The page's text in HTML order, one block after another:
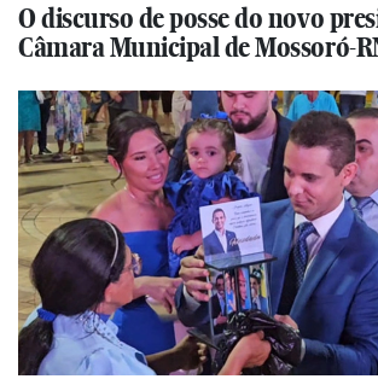
O discurso de posse do novo
Câmara Municipal de Mossoró-